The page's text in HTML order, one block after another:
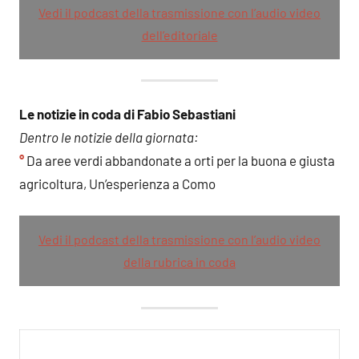
Vedi il podcast della trasmissione con l’audio video
dell’editoriale
Le notizie in coda di Fabio Sebastiani
Dentro le notizie della giornata:
° Da aree verdi abbandonate a orti per la buona e giusta
agricoltura, Un’esperienza a Como
Vedi il podcast della trasmissione con l’audio video
della rubrica in coda